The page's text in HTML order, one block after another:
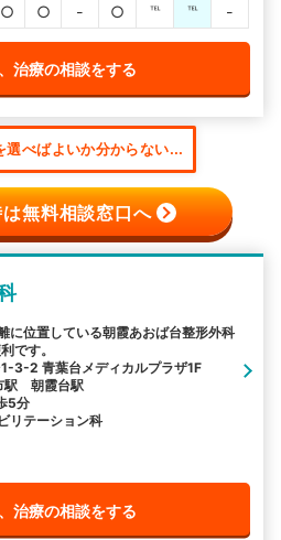
○ ○ - ○ ℡ ℡ -
治療の相談をする
選べばよいか分からない...
無料相談窓口へ
に位置している朝霞あおば台整形外科
です。
3-2 青葉台メディカルプラザ1F
駅 朝霞台駅
5分
リテーション科
治療の相談をする